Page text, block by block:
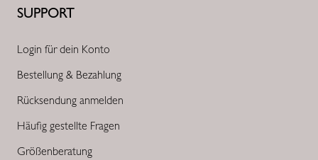
SUPPORT
Login für dein Konto
Bestellung & Bezahlung
Rücksendung anmelden
Häufig gestellte Fragen
Größenberatung